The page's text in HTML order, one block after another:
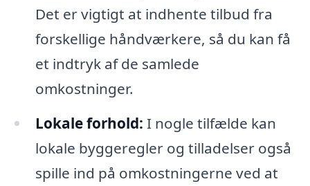
Det er vigtigt at indhente tilbud fra
forskellige håndværkere, så du kan få
et indtryk af de samlede
omkostninger.
Lokale forhold: I nogle tilfælde kan
lokale byggeregler og tilladelser også
spille ind på omkostningerne ved at